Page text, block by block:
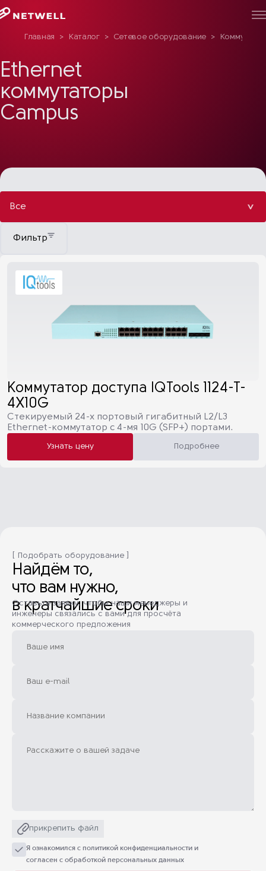
Главная > Каталог > Сетевое оборудование >
Ethernet
коммутаторы
Campus
Все
Фильтр
Коммутатор доступа IQTools 1124-T-
4X10G
Cтекируемый 24-х портовый гигабитный L2/L3
Ethernet-коммутатор c 4-мя 10G (SFP+) портами.
Узнать цену Подробнее
[ Подобрать оборудование ]
Найдём то,
что вам нужно,
в кратчайшие сроки
Оставьте заявку, чтобы наши менеджеры и
инженеры связались с вами для просчёта
коммерческого предложения
прикрепить файл
Я ознакомился с политикой конфиденциальности и
согласен с обработкой персональных данных